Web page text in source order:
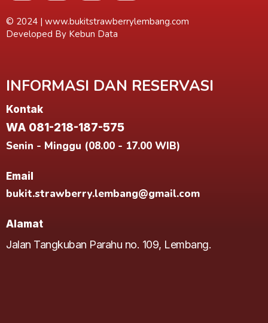
© 2024 | www.bukitstrawberrylembang.com
Developed By Kebun Data
INFORMASI DAN RESERVASI
Kontak
WA 081-218-187-575
Senin - Minggu (08.00 - 17.00 WIB)
Email
bukit.strawberry.lembang@gmail.com
Alamat
Jalan Tangkuban Parahu no. 109, Lembang.